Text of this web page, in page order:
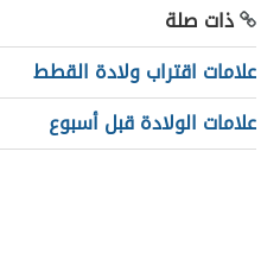
ذات صلة
علامات اقتراب ولادة القطط
علامات الولادة قبل أسبوع